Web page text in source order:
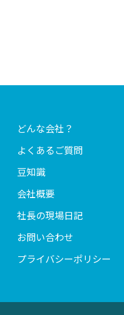
どんな会社？
よくあるご質問
豆知識
会社概要
社長の現場日記
お問い合わせ
プライバシーポリシー